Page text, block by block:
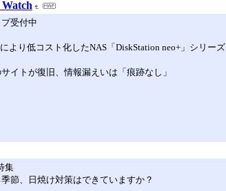
受付中
より低コスト化したNAS「DiskStation neo+」シリーズ
イトが復旧、情報漏えいは「痕跡なし」
集
節、日焼け対策はできていますか？